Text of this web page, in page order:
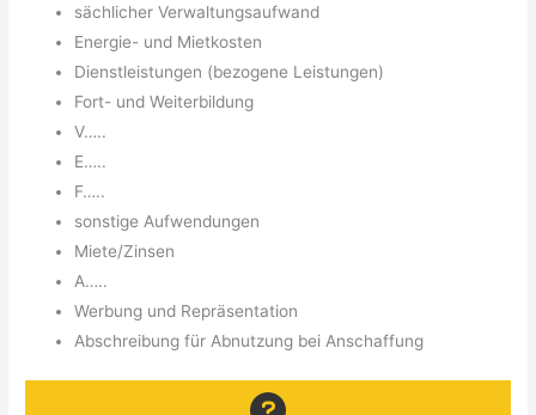
sächlicher Verwaltungsaufwand
Energie- und Mietkosten
Dienstleistungen (bezogene Leistungen)
Fort- und Weiterbildung
V…..
E…..
F…..
sonstige Aufwendungen
Miete/Zinsen
A…..
Werbung und Repräsentation
Abschreibung für Abnutzung bei Anschaffung